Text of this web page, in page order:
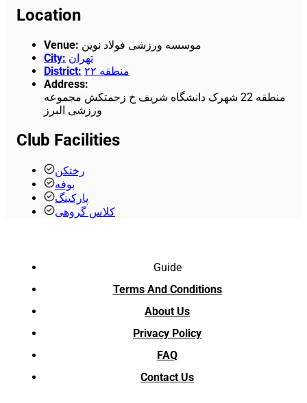
Location
Venue: موسسه ورزشی فولاد نوین
City: تهران
District:
منطقه ۲۲
Address:
منطقه 22 شهرک دانشگاه شریف خ زحمتکش مجموعه
ورزشی البرز
Club Facilities
رختکن
بوفه
پارکینگ
کلاس گروهی
Guide
Terms And Conditions
About Us
Privacy Policy
FAQ
Contact Us